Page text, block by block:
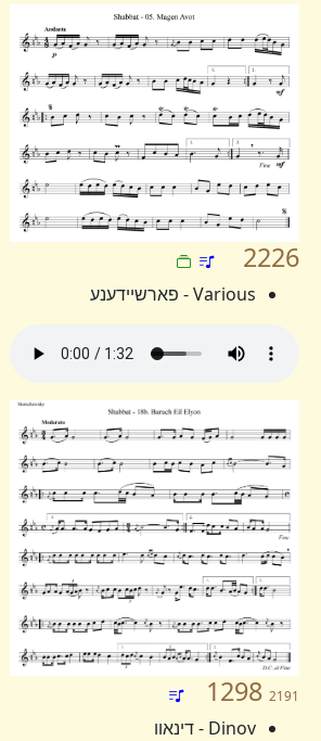
2226
Various - פארשיידענע
1298 2191
Dinov - דינאוו